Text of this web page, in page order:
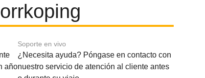
año
Soporte en vivo
¿Necesita ayuda? Póngase en contacto con
nuestro servicio de atención al cliente antes